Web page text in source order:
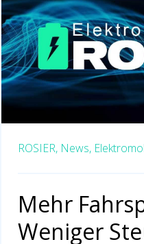
ROSIER, News,
Mehr
Weniger